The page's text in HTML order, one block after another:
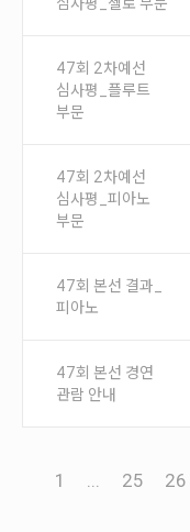
47회 2차예선
심사평_플루트
부문
47회 2차예선
심사평_피아노
부문
47회 본선 결과_
피아노
47회 본선 경연
관람 안내
1 ... 25 26